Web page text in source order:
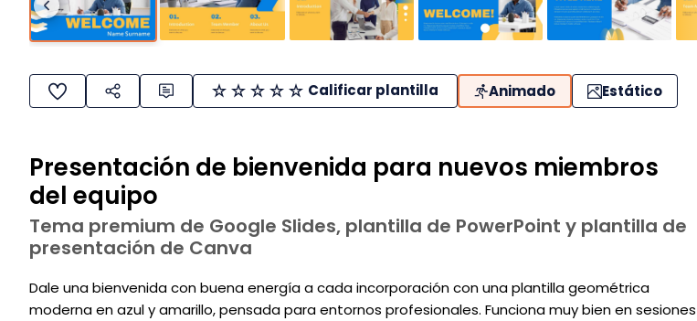
Calificar plantilla Animado Estático
Presentación de bienvenida para nuevos miembros
del equipo
Tema premium de Google Slides, plantilla de PowerPoint y plantilla de
presentación de Canva
Dale una bienvenida con buena energía a cada incorporación con una plantilla geométrica
moderna en azul y amarillo, pensada para entornos profesionales. Funciona muy bien en sesiones